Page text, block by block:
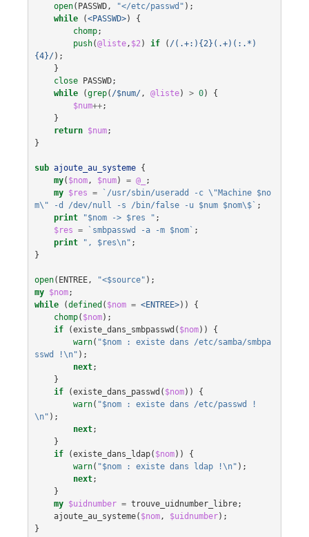
open( PASSWD, "</etc/passwd" );
while
(<PASSWD>)
{
chomp;
push(@liste, $2 ) if ( /(.+:){2}(.+)(:.*)
{4}/);
}
close
PASSWD;
while
(grep( /$num/, @liste) > 0)
{
$num++;
}
return
$num;
}
sub ajoute_au_systeme
{
my( $nom, $num) = @_
;
my
$res =
`/usr/sbin/useradd -c \"Machine $no
m\" -d /dev/null -s /bin/false -u $num $nom\$` ;
print
"$nom -> $res " ;
$res = `smbpasswd -a -m $nom` ;
print
", $res\n" ;
}
open( ENTREE, "<$source" );
my
$nom;
while
(defined ( $nom = <ENTREE>))
{
chomp( $nom);
if
(existe_dans_smbpasswd ( $nom))
{
warn( "$nom : existe dans /etc/samba/smbpa
sswd !\n" );
next;
}
if
(existe_dans_passwd ( $nom))
{
warn( "$nom : existe dans /etc/passwd !
\n" );
next;
}
if
(existe_dans_ldap( $nom))
{
warn( "$nom : existe dans ldap !\n" );
next;
}
my
$uidnumber = trouve_uidnumber_libre;
ajoute_au_systeme( $nom, $uidnumber);
}